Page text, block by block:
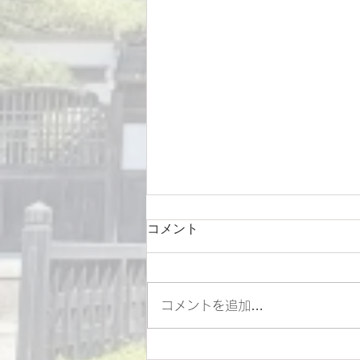
「ふるさともんぜん」Vol.3の
ぜん」を発行しております。 今
回はVol.3になります♪ 是非ご覧
コメント
コメントを追加…